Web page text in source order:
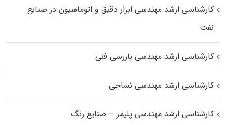
کارشناسی ارشد مهندسی ابزار دقیق و اتوماسیون در صنایع
نفت
کارشناسی ارشد مهندسی بازرسی فنی
کارشناسی ارشد مهندسی نساجی
کارشناسی ارشد مهندسی پلیمر – صنایع رنگ